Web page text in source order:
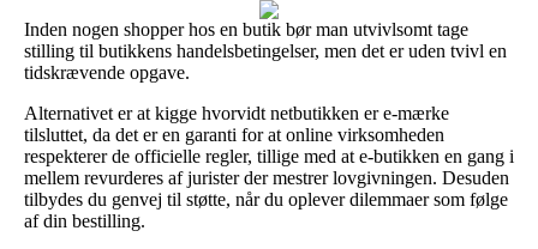
Inden nogen shopper hos en butik bør man utvivlsomt tage
stilling til butikkens handelsbetingelser, men det er uden tvivl en
tidskrævende opgave.
Alternativet er at kigge hvorvidt netbutikken er e-mærke
tilsluttet, da det er en garanti for at online virksomheden
respekterer de officielle regler, tillige med at e-butikken en gang i
mellem revurderes af jurister der mestrer lovgivningen. Desuden
tilbydes du genvej til støtte, når du oplever dilemmaer som følge
af din bestilling.